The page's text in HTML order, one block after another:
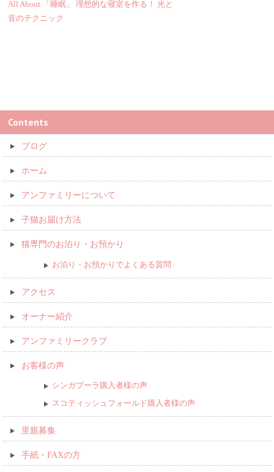
All About 「睡眠」 理想的な寝室を作る！ 光と
音のテクニック
Contents
ブログ
ホーム
アンファミリーについて
子猫お届け方法
猫専門のお泊り・お預かり
お泊り・お預かりでよくある質問
アクセス
オーナー紹介
アンファミリークラブ
お客様の声
シンガプーラ購入者様の声
スコティッシュフォールド購入者様の声
里親募集
手紙・FAXの方